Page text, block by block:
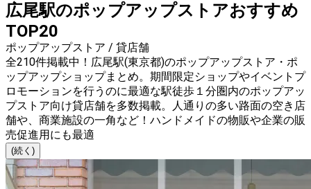
広尾駅のポップアップストアおすすめ
TOP20
ポップアップストア / 貸店舗
全210件掲載中！広尾駅(東京都)のポップアップストア・ポ
ップアップショップまとめ。期間限定ショップやイベントプ
ロモーションを行うのに最適な駅徒歩１分圏内のポップアッ
プストア向け貸店舗を多数掲載。人通りの多い路面の空き店
舗や、商業施設の一角など！ハンドメイドの物販や企業の販
売促進用にも最適
(続く)